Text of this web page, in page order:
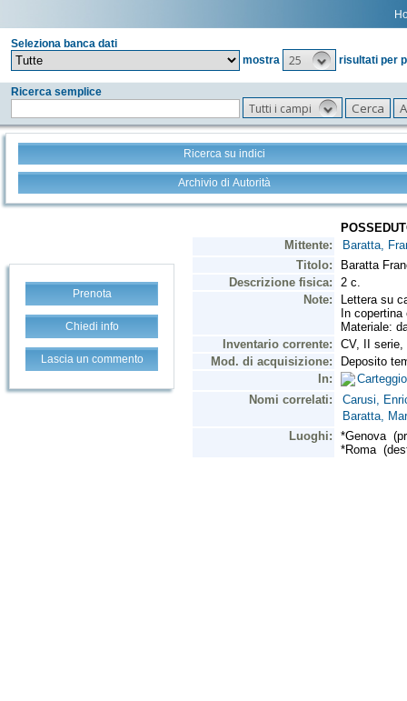
Seleziona banca dati
mostra
25 risultati per
Ricerca semplice
Tutti i campi
Ricerca su indici
Archivio di Autorità
Prenota
Chiedi info
Lascia un commento